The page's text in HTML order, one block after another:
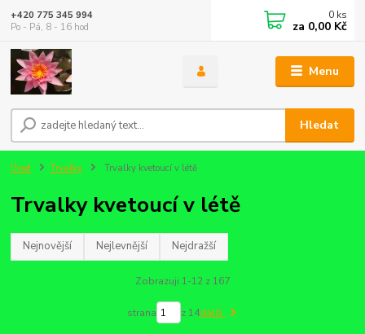
Menu
Hledat
+420 775 345 994
Po - Pá, 8 - 16 hod
0 ks
za 0,00 Kč
Úvod Trvalky Trvalky kvetoucí v létě
Trvalky kvetoucí v létě
Nejnovější Nejlevnější Nejdražší
Zobrazuji 1-12 z 167
strana z 14další